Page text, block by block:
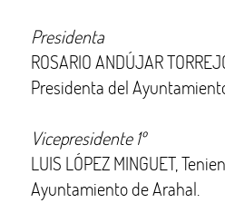
Presidenta
ROSARIO ANDÚJAR
Presidenta del
Vicepresidente 1º
LUIS LÓPEZ MINGUET,
Ayuntamiento de Arahal.